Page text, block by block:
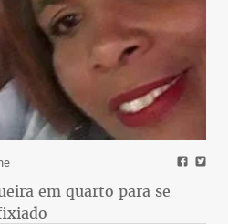
em quarto para se